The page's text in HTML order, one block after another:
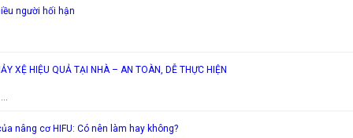
người hối hận
XỆ HIỆU QUẢ TẠI NHÀ – AN TOÀN, DỄ THỰC HIỆN
…
nâng cơ HIFU: Có nên làm hay không?